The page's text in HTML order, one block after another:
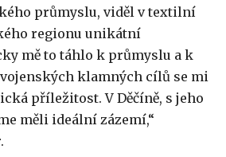
průmyslu, viděl v textilní
regionu unikátní
mě to táhlo k průmyslu a k
klamných cílů se mi
příležitost. V Děčíně, s jeho
měli ideální zázemí,“